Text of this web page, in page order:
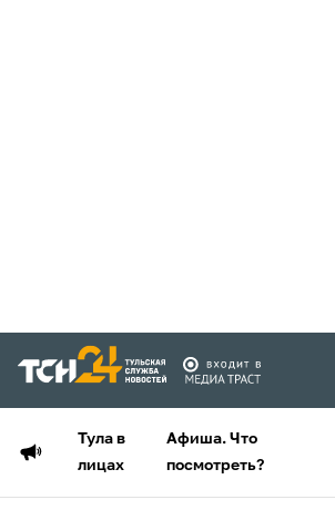
Тула в
лицах
Афиша. Что
посмотреть?